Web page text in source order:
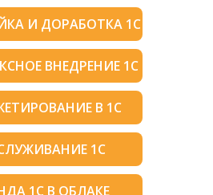
И ДОРАБОТКА 1С
ВНЕДРЕНИЕ 1С
В 1С
1С
1С В ОБЛАКЕ